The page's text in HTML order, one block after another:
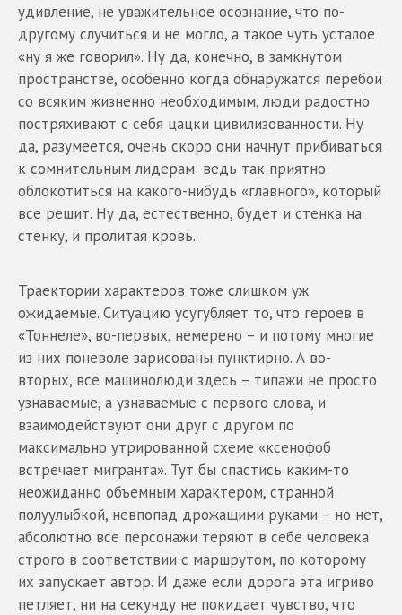
удивление, не уважительное осознание, что по-
другому случиться и не могло, а такое чуть усталое
«ну я же говорил». Ну да, конечно, в замкнутом
пространстве, особенно когда обнаружатся перебои
со всяким жизненно необходимым, люди радостно
постряхивают с себя цацки цивилизованности. Ну
да, разумеется, очень скоро они начнут прибиваться
к сомнительным лидерам: ведь так приятно
облокотиться на какого-нибудь «главного», который
все решит. Ну да, естественно, будет и стенка на
стенку, и пролитая кровь.
Траектории характеров тоже слишком уж
ожидаемые. Ситуацию усугубляет то, что героев в
«Тоннеле», во-первых, немерено – и потому многие
из них поневоле зарисованы пунктирно. А во-
вторых, все машинолюди здесь – типажи не просто
узнаваемые, а узнаваемые с первого слова, и
взаимодействуют они друг с другом по
максимально утрированной схеме «ксенофоб
встречает мигранта». Тут бы спастись каким-то
неожиданно объемным характером, странной
полуулыбкой, невпопад дрожащими руками – но нет,
абсолютно все персонажи теряют в себе человека
строго в соответствии с маршрутом, по которому
их запускает автор. И даже если дорога эта игриво
петляет, ни на секунду не покидает чувство, что